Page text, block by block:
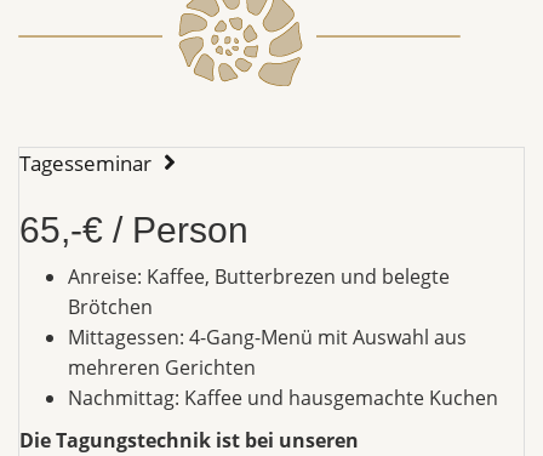
Tagesseminar
65,-€ / Person
Anreise: Kaffee, Butterbrezen und belegte
Brötchen
Mittagessen: 4-Gang-Menü mit Auswahl aus
mehreren Gerichten
Nachmittag: Kaffee und hausgemachte Kuchen
Die Tagungstechnik ist bei unseren